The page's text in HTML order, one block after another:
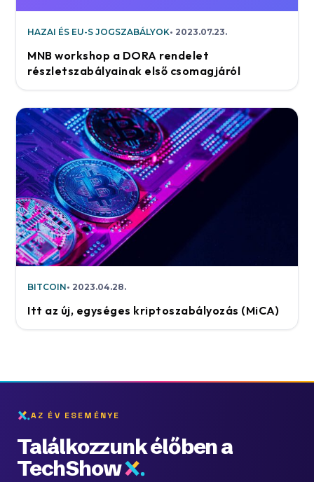
HAZAI ÉS EU-S JOGSZABÁLYOK 2023.07.23.
MNB workshop a DORA rendelet
részletszabályainak első csomagjáról
BITCOIN 2023.04.28.
Itt az új, egységes kriptoszabályozás (MiCA)
AZ ÉV ESEMÉNYE
Találkozzunk élőben a
TechShow